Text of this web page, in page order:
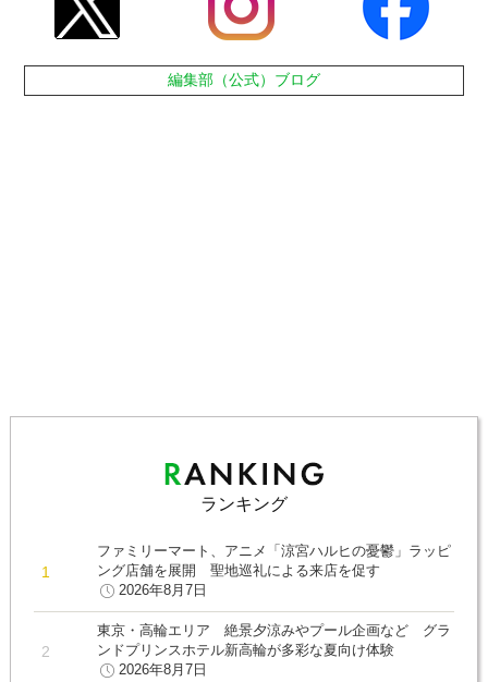
編集部（公式）ブログ
ランキング
ファミリーマート、アニメ「涼宮ハルヒの憂鬱」ラッピ
ング店舗を展開 聖地巡礼による来店を促す
2026年8月7日
東京・高輪エリア 絶景夕涼みやプール企画など グラ
ンドプリンスホテル新高輪が多彩な夏向け体験
2026年8月7日